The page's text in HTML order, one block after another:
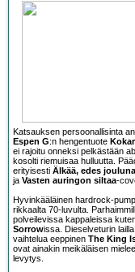
Katsauksen persoonallisinta
Espen G:n hengentuote
ei rajoitu onneksi pelkästään
kosolti riemuisaa hulluutta.
erityisesti Älkää, edes jouluna
ja Vasten auringon siltaa-
Hyvinkääläinen hardrock-
rikkaalta 70-luvulta.
polveilevissa kappaleissa
Sorrowissa. Dieselveturin
vaihtelua eeppinen The King
ovat ainakin meikäläisen
levytys.